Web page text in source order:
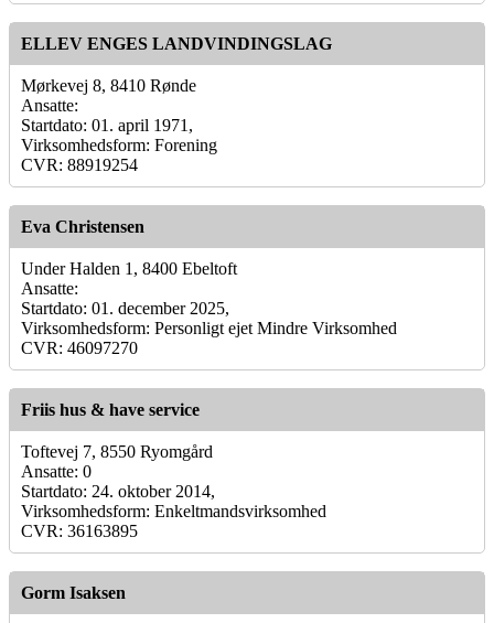
ELLEV ENGES LANDVINDINGSLAG
Mørkevej 8, 8410 Rønde
Ansatte:
Startdato: 01. april 1971,
Virksomhedsform: Forening
CVR: 88919254
Eva Christensen
Under Halden 1, 8400 Ebeltoft
Ansatte:
Startdato: 01. december 2025,
Virksomhedsform: Personligt ejet Mindre Virksomhed
CVR: 46097270
Friis hus & have service
Toftevej 7, 8550 Ryomgård
Ansatte: 0
Startdato: 24. oktober 2014,
Virksomhedsform: Enkeltmandsvirksomhed
CVR: 36163895
Gorm Isaksen